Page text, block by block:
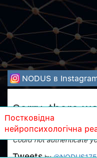
NODUS в
Sorry, there
Twitter returned the
Could not authenticate
Постковідна
нейропсихологічна